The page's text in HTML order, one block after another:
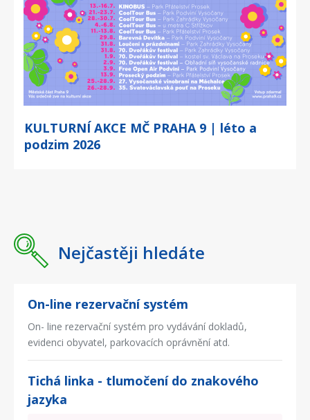
KULTURNÍ AKCE MČ PRAHA 9 | léto a
podzim 2026
Nejčastěji hledáte
On-line rezervační systém
On- line rezervační systém pro vydávání dokladů,
evidenci obyvatel, parkovacích oprávnění atd.
Tichá linka - tlumočení do znakového
jazyka